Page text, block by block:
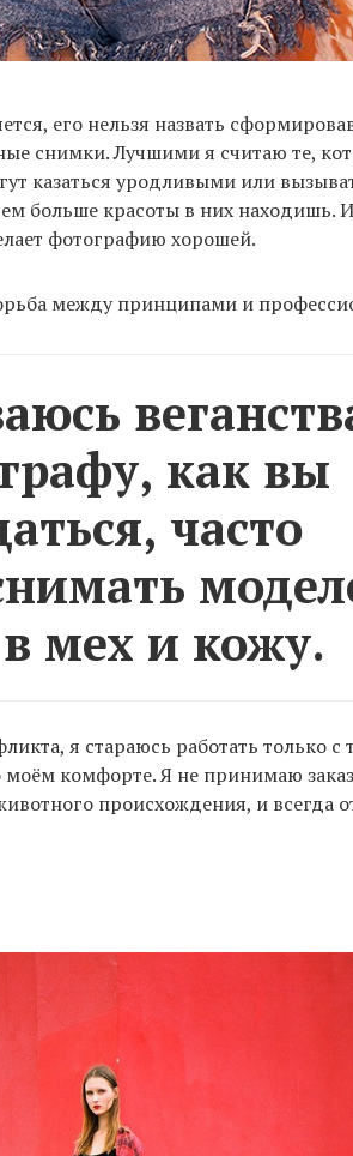
его нельзя назвать
снимки. Лучшими я считаю те,
казаться уродливыми или
больше красоты в них находишь.
фотографию хорошей.
между принципами и
как вы
часто
мех и кожу.
я стараюсь работать только с
моём комфорте. Я не принимаю
происхождения, и всегда